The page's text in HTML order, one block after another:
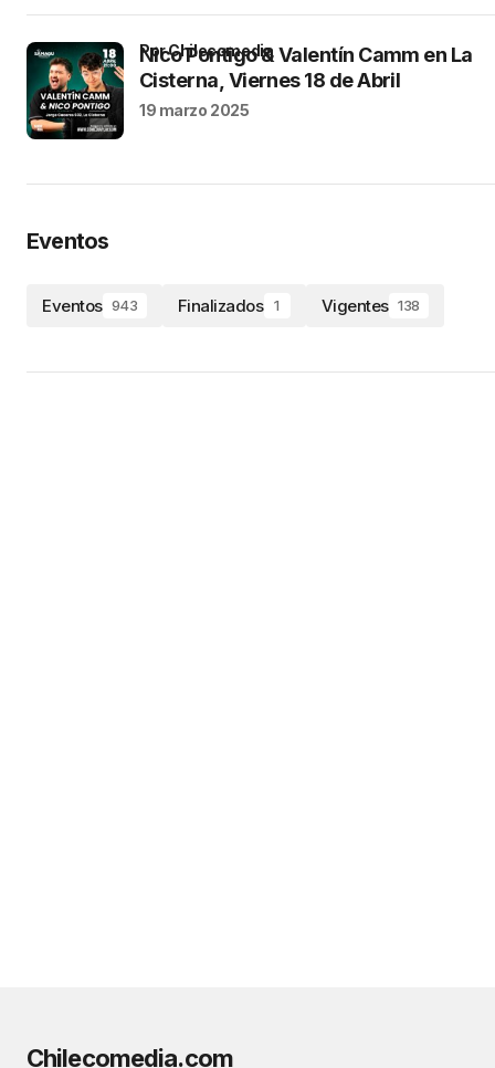
Nico Pontigo & Valentín Camm en La
Cisterna, Viernes 18 de Abril
por Chilecomedia
19 marzo 2025
Eventos
Eventos 943 Finalizados 1 Vigentes 138
Chilecomedia.com